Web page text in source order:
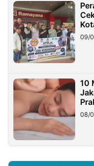
09/
10
08/